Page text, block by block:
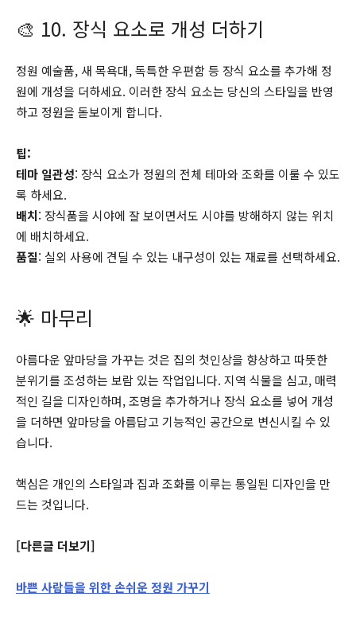
🎨 10. 장식 요소로 개성 더하기
정원 예술품, 새 목욕대, 독특한 우편함 등 장식 요소를 추가해 정
원에 개성을 더하세요. 이러한 장식 요소는 당신의 스타일을 반영
하고 정원을 돋보이게 합니다.
팁:
테마 일관성: 장식 요소가 정원의 전체 테마와 조화를 이룰 수 있도
록 하세요.
배치: 장식품을 시야에 잘 보이면서도 시야를 방해하지 않는 위치
에 배치하세요.
품질: 실외 사용에 견딜 수 있는 내구성이 있는 재료를 선택하세요.
🌟 마무리
아름다운 앞마당을 가꾸는 것은 집의 첫인상을 향상하고 따뜻한
분위기를 조성하는 보람 있는 작업입니다. 지역 식물을 심고, 매력
적인 길을 디자인하며, 조명을 추가하거나 장식 요소를 넣어 개성
을 더하면 앞마당을 아름답고 기능적인 공간으로 변신시킬 수 있
습니다.
핵심은 개인의 스타일과 집과 조화를 이루는 통일된 디자인을 만
드는 것입니다.
[다른글 더보기]
바쁜 사람들을 위한 손쉬운 정원 가꾸기